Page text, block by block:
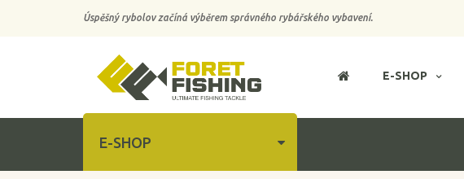
Úspěšný rybolov začíná výběrem správného rybářského vybavení.
E-SHOP
E-SHOP